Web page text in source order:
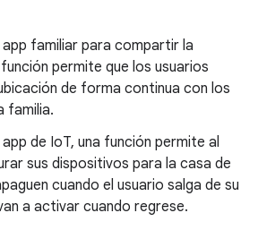
familiar para compartir la
permite que los usuarios
de forma continua con los
familia.
de IoT, una función permite al
sus dispositivos para la casa de
cuando el usuario salga de su
a activar cuando regrese.